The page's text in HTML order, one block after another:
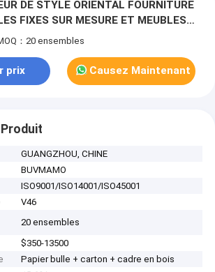
DE STYLE ORIENTAL FOURNITURE
FIXES SUR MESURE ET MEUBLES
LES PROJETS INTÉRIEURS
MOBILE COMPLET
：20 ensembles
prix Causez Maintenant
GUANGZHOU, CHINE
BUVMAMO
ISO9001/ISO14001/ISO45001
V46
20 ensembles
$350-13500
Papier bulle + carton + cadre en bois